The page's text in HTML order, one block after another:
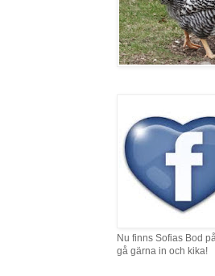
Nu finns Sofias Bod
gå gärna in och kika!